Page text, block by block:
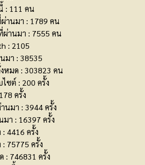
: 111 คน
านมา : 1789 คน
ผ่านมา : 7555 คน
: 2105
มา : 38535
หมด : 303823 คน
ซต์ : 200 ครั้ง
ครั้ง
นมา : 3944 ครั้ง
า : 16397 ครั้ง
4416 ครั้ง
75775 ครั้ง
: 746831 ครั้ง